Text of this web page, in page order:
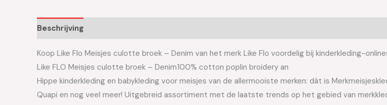
Beschrijving
Koop Like Flo Meisjes culotte broek – Denim van het merk Like Flo voordelig bij kinderkleding-
Like FLO Meisjes culotte broek – Denim100% cotton poplin broidery an
Hippe kinderkleding en babykleding voor meisjes van de allermooiste merken: dát is
Quapi en nog veel meer! Uitgebreid assortiment met de laatste trends op het gebied van